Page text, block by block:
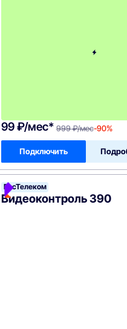
99 ₽/мес* 999 ₽/мес-90%
Подключить
МегаФон
РосТелеком
Видеоконтроль 390